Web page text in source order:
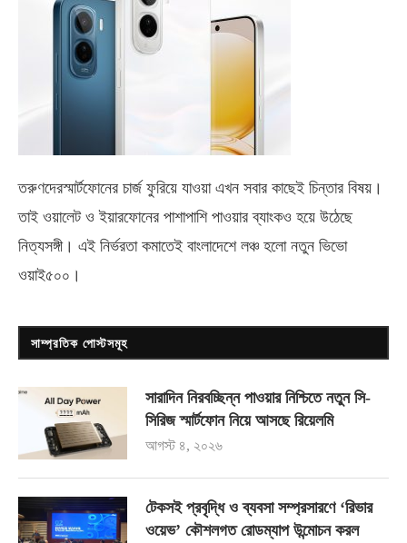
তরুণদেরস্মার্টফোনের চার্জ ফুরিয়ে যাওয়া এখন সবার কাছেই চিন্তার বিষয়।
তাই ওয়ালেট ও ইয়ারফোনের পাশাপাশি পাওয়ার ব্যাংকও হয়ে উঠেছে
নিত্যসঙ্গী। এই নির্ভরতা কমাতেই বাংলাদেশে লঞ্চ হলো নতুন ভিভো
ওয়াই৫০০ ।
সাম্প্রতিক পোস্টসমূহ
সারাদিন নিরবচ্ছিন্ন পাওয়ার নিশ্চিতে নতুন সি-
সিরিজ স্মার্টফোন নিয়ে আসছে রিয়েলমি
আগস্ট ৪, ২০২৬
টেকসই প্রবৃদ্ধি ও ব্যবসা সম্প্রসারণে ‘রিভার
ওয়েভ’ কৌশলগত রোডম্যাপ উন্মোচন করল